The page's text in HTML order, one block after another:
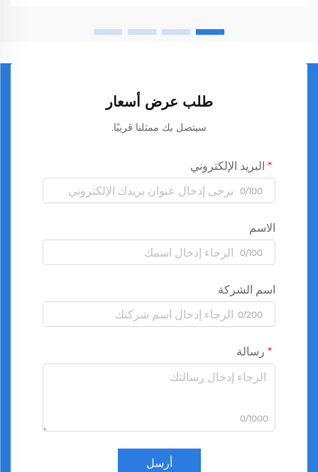
طلب عرض أسعار
سيتصل بك ممثلنا قريبًا.
البريد الإلكتروني
0/100
الاسم
0/100
اسم الشركة
0/200
رسالة
0/1000
أرسل